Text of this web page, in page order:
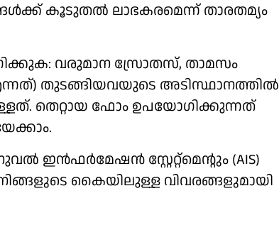
കൂടുതൽ ലാഭകരമെന്ന് താരതമ്യം
വരുമാന സ്രോതസ്, താമസം
തുടങ്ങിയവയുടെ അടിസ്ഥാനത്തിൽ
തെറ്റായ ഫോം ഉപയോഗിക്കുന്നത്
ഇൻഫർമേഷൻ സ്റ്റേറ്റ്‌മെന്റും (AIS)
കൈയിലുള്ള വിവരങ്ങളുമായി